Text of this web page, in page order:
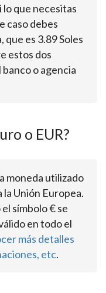
lo que necesitas
caso debes
es 3.89 Soles
estos dos
o agencia
o EUR?
moneda utilizado
la Unión Europea.
símbolo € se
en todo el
más detalles
etc.